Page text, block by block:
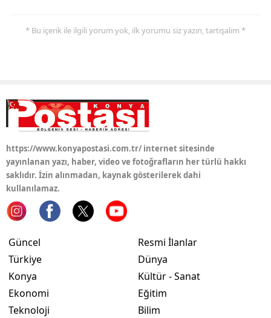
Sinop
Tokat
* Bu içerik ile ilgili yorum yok, ilk yorumu siz yazın, tartışalım *
https://www.konyapostasi.com.tr/ internet sitesinde
yayınlanan yazı, haber, video ve fotoğrafların her türlü hakkı
saklıdır. İzin alınmadan, kaynak gösterilerek dahi
kullanılamaz.
Güncel
Türkiye
Konya
Ekonomi
Teknoloji
Resmi İlanlar
Dünya
Kültür - Sanat
Eğitim
Bilim